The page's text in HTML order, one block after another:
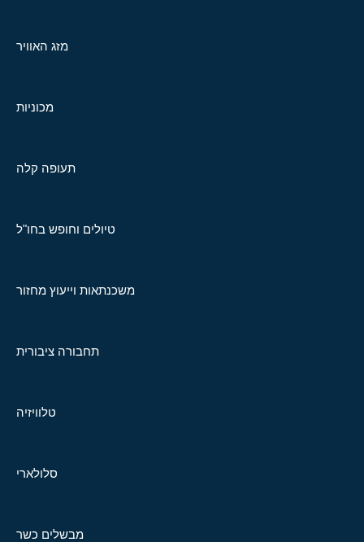
מזג האוויר
מכוניות
תעופה קלה
טיולים וחופש בחו"ל
משכנתאות וייעוץ מחזור
תחבורה ציבורית
טלוויזיה
סלולארי
מבשלים כשר